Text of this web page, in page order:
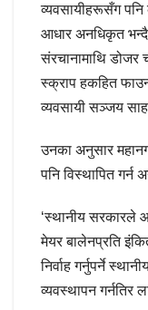
व्यवसायीहरूसँग पनि
आधार अनधिकृत भन्दै
संरचानामाथि
स्क्राप हकहित
व्यवसायी सञ्जय
उनका अनुसार
पनि विस्थापित गर्न
‘स्थानीय सरकारले
मेयर बालेनप्रति
निर्वाह गर्नुपर्ने
व्यवस्थापन गर्नतिर